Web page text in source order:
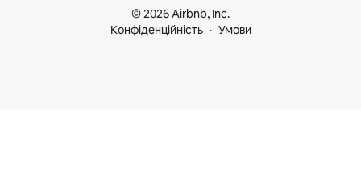
© 2026 Airbnb, Inc.
Конфіденційність
Умови